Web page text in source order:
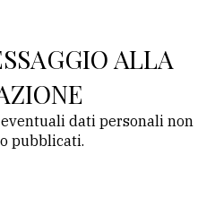
ALLA
dati personali non
pubblicati.